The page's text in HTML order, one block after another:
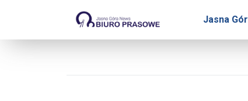
Jasna
Biuro Prasowe Jasnej